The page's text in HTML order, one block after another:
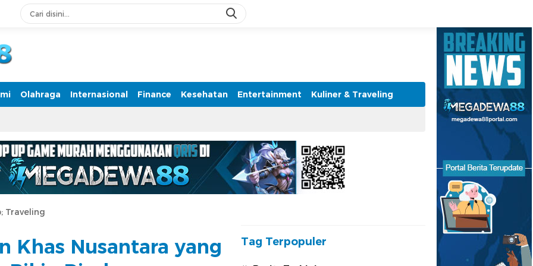
Terpercaya
Olahraga Internasional Finance Kesehatan Entertainment Kuliner & Traveling
Traveling
Khas Nusantara yang
Tag Terpopuler